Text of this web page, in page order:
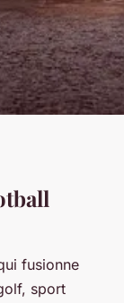
fusionne
sport